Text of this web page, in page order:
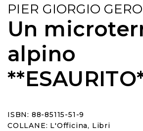
PIER GIORGIO
Un
alpino
ISBN: 88-85115-51-9
COLLANE: L'Officina, Libri